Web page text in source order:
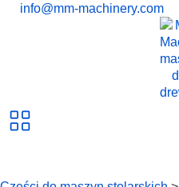
info@mm-machinery.com